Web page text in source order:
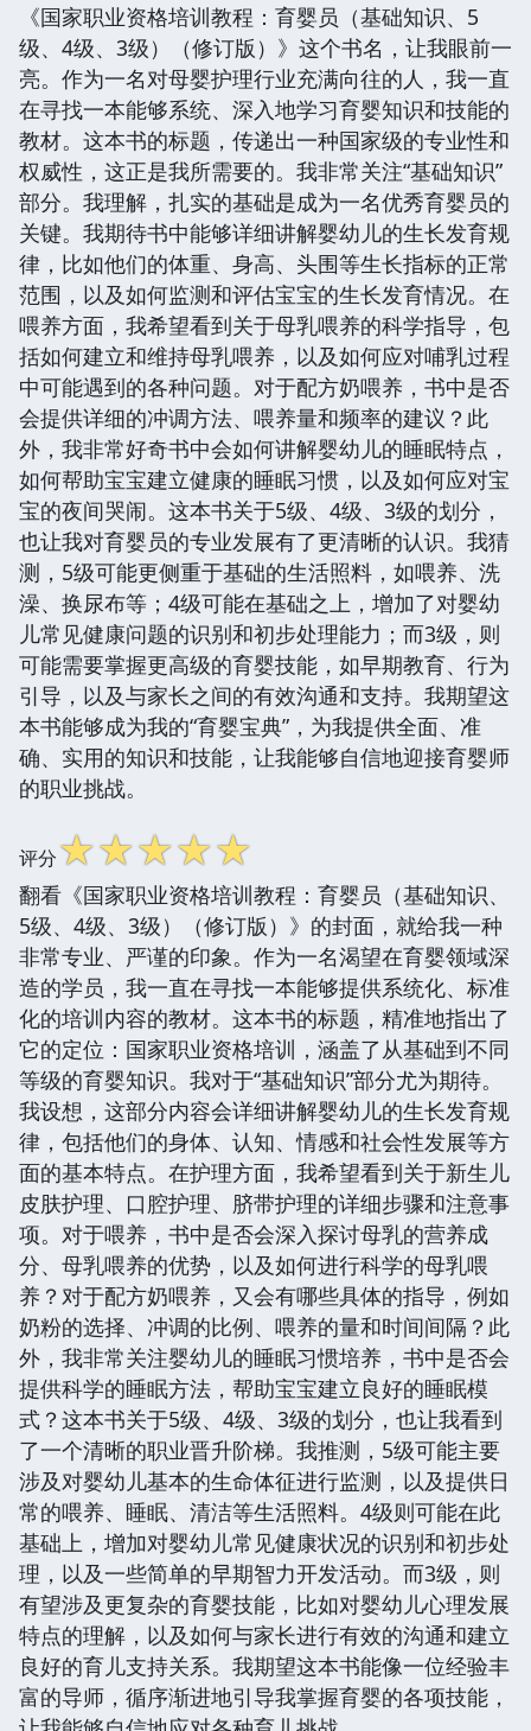
《国家职业资格培训教程：育婴员（基础知识、5
级、4级、3级）（修订版）》这个书名，让我眼前一
亮。作为一名对母婴护理行业充满向往的人，我一直
在寻找一本能够系统、深入地学习育婴知识和技能的
教材。这本书的标题，传递出一种国家级的专业性和
权威性，这正是我所需要的。我非常关注“基础知识”
部分。我理解，扎实的基础是成为一名优秀育婴员的
关键。我期待书中能够详细讲解婴幼儿的生长发育规
律，比如他们的体重、身高、头围等生长指标的正常
范围，以及如何监测和评估宝宝的生长发育情况。在
喂养方面，我希望看到关于母乳喂养的科学指导，包
括如何建立和维持母乳喂养，以及如何应对哺乳过程
中可能遇到的各种问题。对于配方奶喂养，书中是否
会提供详细的冲调方法、喂养量和频率的建议？此
外，我非常好奇书中会如何讲解婴幼儿的睡眠特点，
如何帮助宝宝建立健康的睡眠习惯，以及如何应对宝
宝的夜间哭闹。这本书关于5级、4级、3级的划分，
也让我对育婴员的专业发展有了更清晰的认识。我猜
测，5级可能更侧重于基础的生活照料，如喂养、洗
澡、换尿布等；4级可能在基础之上，增加了对婴幼
儿常见健康问题的识别和初步处理能力；而3级，则
可能需要掌握更高级的育婴技能，如早期教育、行为
引导，以及与家长之间的有效沟通和支持。我期望这
本书能够成为我的“育婴宝典”，为我提供全面、准
确、实用的知识和技能，让我能够自信地迎接育婴师
的职业挑战。
评分☆☆☆☆☆
翻看《国家职业资格培训教程：育婴员（基础知识、
5级、4级、3级）（修订版）》的封面，就给我一种
非常专业、严谨的印象。作为一名渴望在育婴领域深
造的学员，我一直在寻找一本能够提供系统化、标准
化的培训内容的教材。这本书的标题，精准地指出了
它的定位：国家职业资格培训，涵盖了从基础到不同
等级的育婴知识。我对于“基础知识”部分尤为期待。
我设想，这部分内容会详细讲解婴幼儿的生长发育规
律，包括他们的身体、认知、情感和社会性发展等方
面的基本特点。在护理方面，我希望看到关于新生儿
皮肤护理、口腔护理、脐带护理的详细步骤和注意事
项。对于喂养，书中是否会深入探讨母乳的营养成
分、母乳喂养的优势，以及如何进行科学的母乳喂
养？对于配方奶喂养，又会有哪些具体的指导，例如
奶粉的选择、冲调的比例、喂养的量和时间间隔？此
外，我非常关注婴幼儿的睡眠习惯培养，书中是否会
提供科学的睡眠方法，帮助宝宝建立良好的睡眠模
式？这本书关于5级、4级、3级的划分，也让我看到
了一个清晰的职业晋升阶梯。我推测，5级可能主要
涉及对婴幼儿基本的生命体征进行监测，以及提供日
常的喂养、睡眠、清洁等生活照料。4级则可能在此
基础上，增加对婴幼儿常见健康状况的识别和初步处
理，以及一些简单的早期智力开发活动。而3级，则
有望涉及更复杂的育婴技能，比如对婴幼儿心理发展
特点的理解，以及如何与家长进行有效的沟通和建立
良好的育儿支持关系。我期望这本书能像一位经验丰
富的导师，循序渐进地引导我掌握育婴的各项技能，